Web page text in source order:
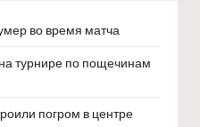
во время матча
турнире по пощечинам
погром в центре